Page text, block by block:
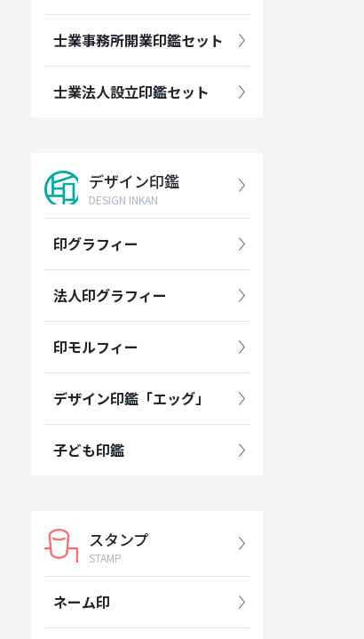
士業事務所開業印鑑セット
士業法人設立印鑑セット
デザイン印鑑
DESIGN INKAN
印グラフィー
法人印グラフィー
印モルフィー
デザイン印鑑「エッグ」
子ども印鑑
スタンプ
STAMP
ネーム印